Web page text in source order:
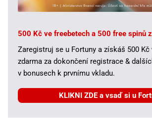
500 Kč ve freebetech a 500 free spinů
Zaregistruj se u Fortuny a získáš 500 Kč
zdarma za dokončení registrace &
v bonusech k prvnímu vkladu.
KLIKNI ZDE a vsaď si u